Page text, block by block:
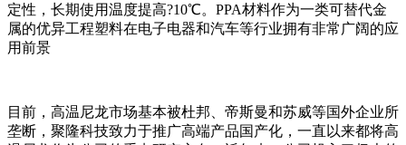
定性，长期使用温度提高?10℃。PPA材料作为一类可替代金
属的优异工程塑料在电子电器和汽车等行业拥有非常广阔的应
用前景
目前，高温尼龙市场基本被杜邦、帝斯曼和苏威等国外企业所
垄断，聚隆科技致力于推广高端产品国产化，一直以来都将高